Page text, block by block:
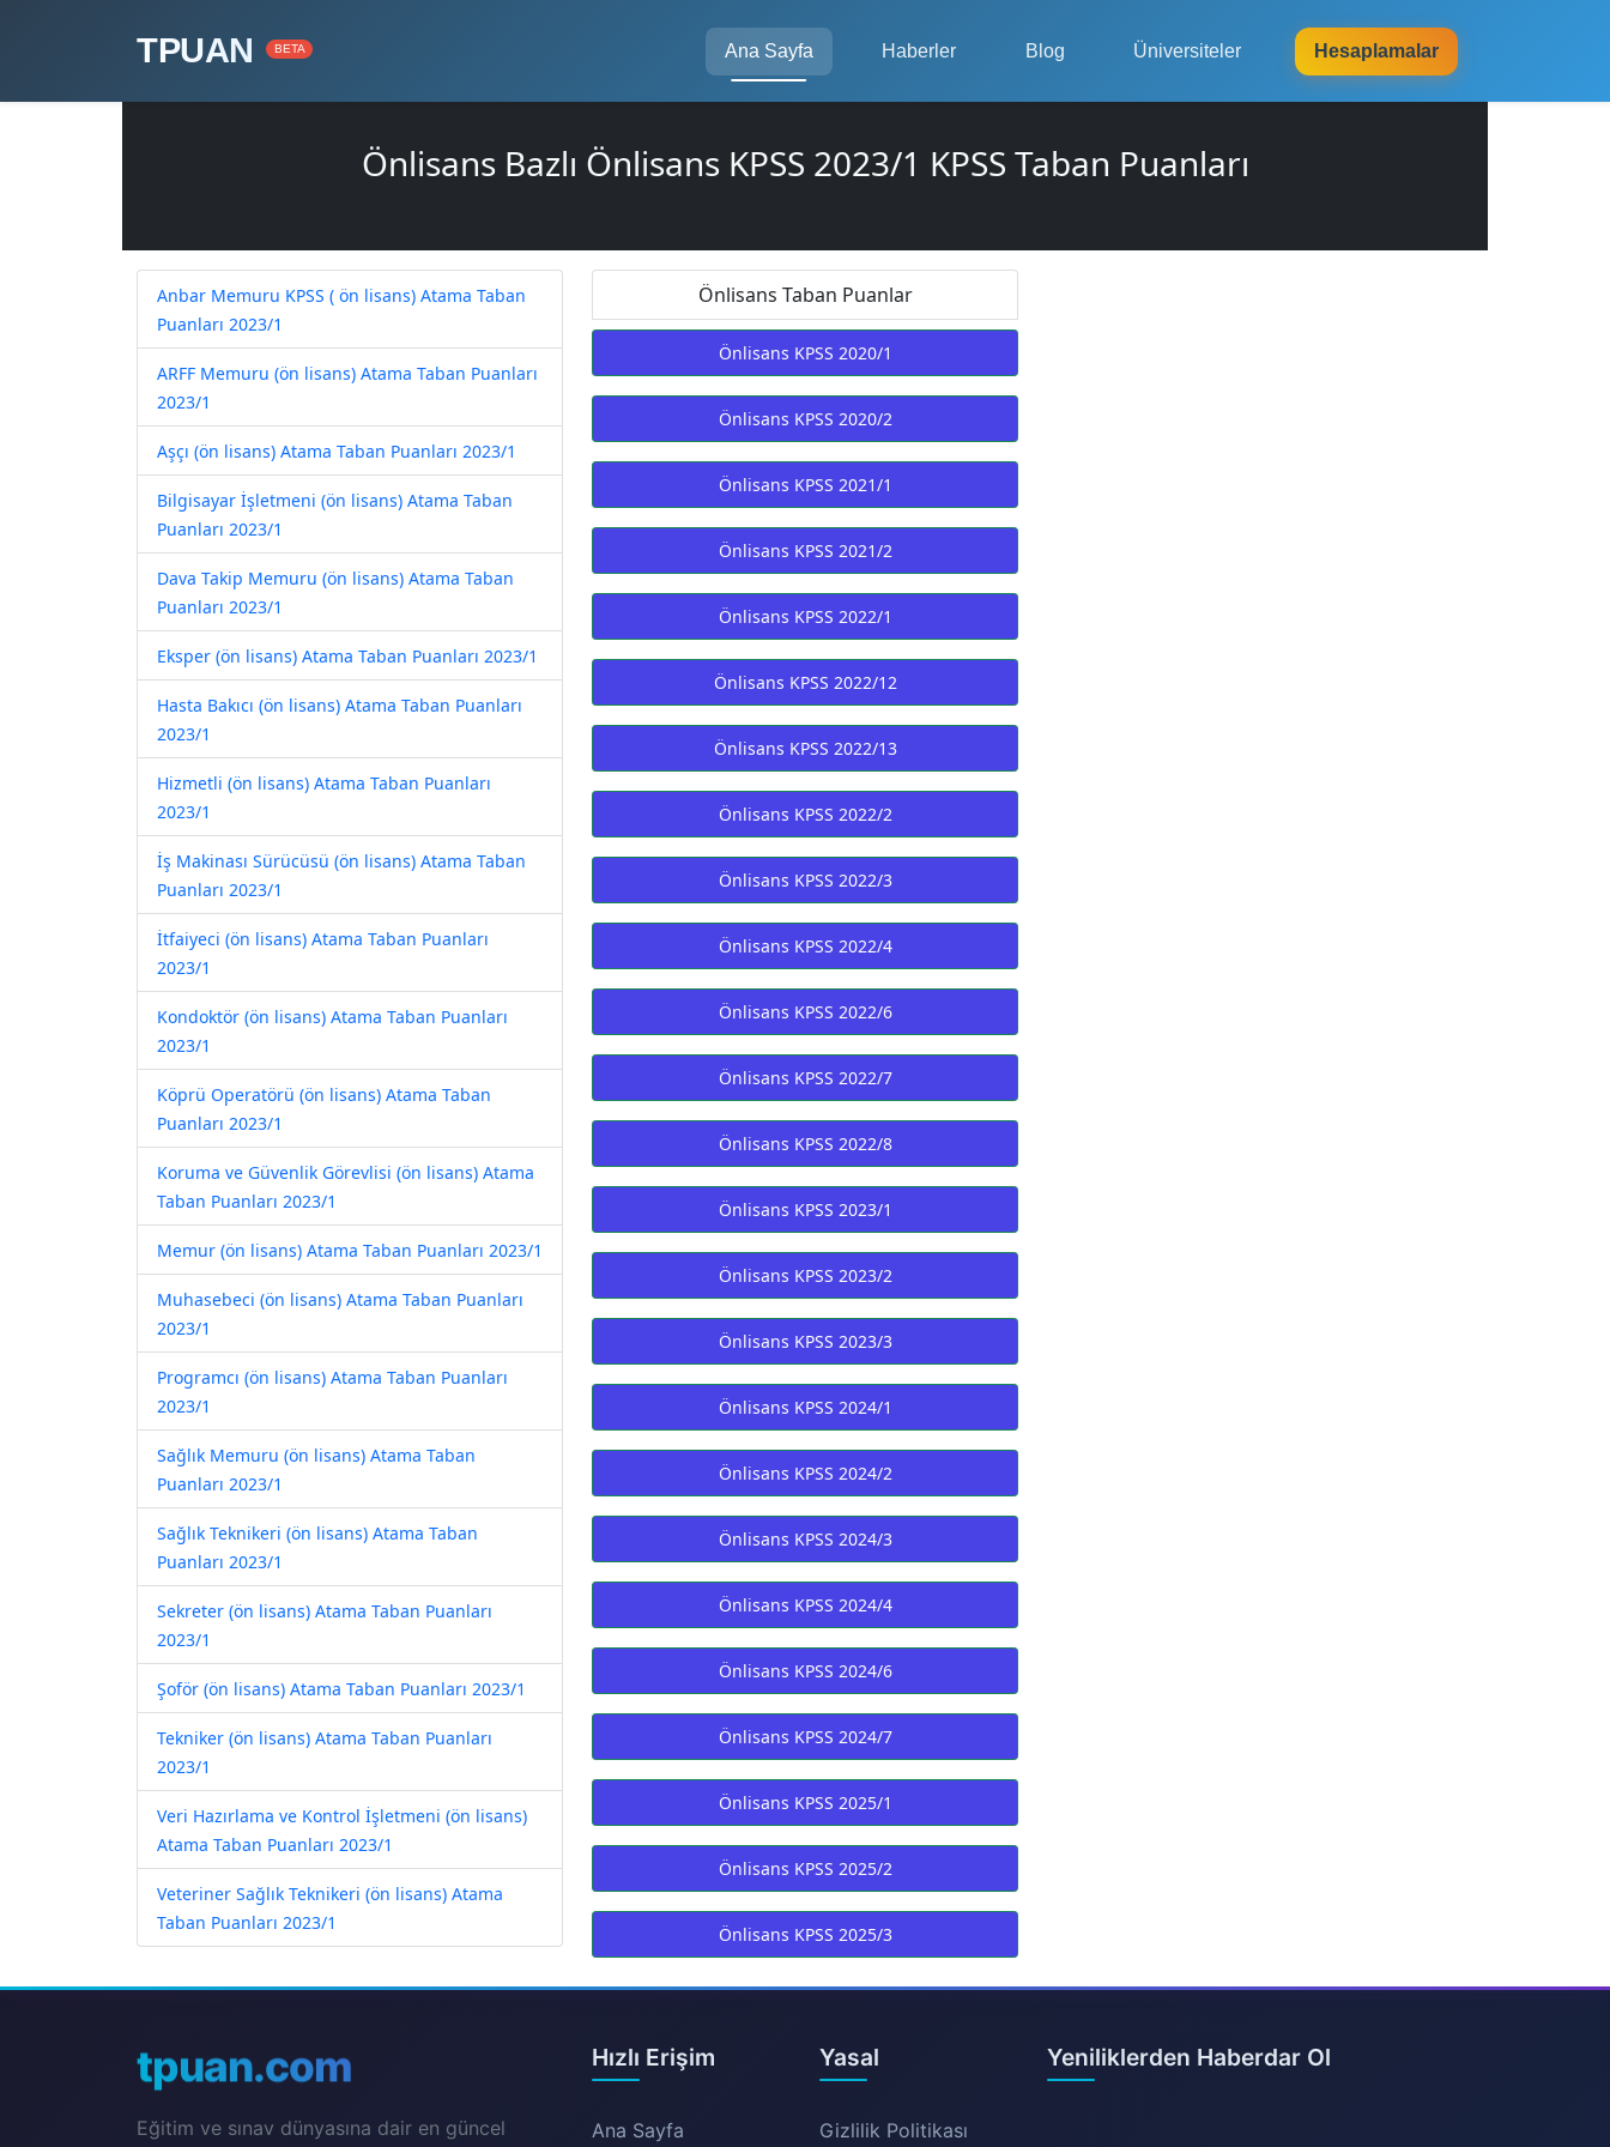
TPUAN BETA Ana Sayfa Haberler Blog Üniversiteler Hesaplamalar
Önlisans Bazlı Önlisans KPSS 2023/1 KPSS Taban Puanları
Anbar Memuru KPSS ( ön lisans) Atama Taban
Puanları 2023/1
ARFF Memuru (ön lisans) Atama Taban Puanları
2023/1
Aşçı (ön lisans) Atama Taban Puanları 2023/1
Bilgisayar İşletmeni (ön lisans) Atama Taban
Puanları 2023/1
Dava Takip Memuru (ön lisans) Atama Taban
Puanları 2023/1
Eksper (ön lisans) Atama Taban Puanları 2023/1
Hasta Bakıcı (ön lisans) Atama Taban Puanları
2023/1
Hizmetli (ön lisans) Atama Taban Puanları
2023/1
İş Makinası Sürücüsü (ön lisans) Atama Taban
Puanları 2023/1
İtfaiyeci (ön lisans) Atama Taban Puanları
2023/1
Kondoktör (ön lisans) Atama Taban Puanları
2023/1
Köprü Operatörü (ön lisans) Atama Taban
Puanları 2023/1
Koruma ve Güvenlik Görevlisi (ön lisans) Atama
Taban Puanları 2023/1
Memur (ön lisans) Atama Taban Puanları 2023/1
Muhasebeci (ön lisans) Atama Taban Puanları
2023/1
Programcı (ön lisans) Atama Taban Puanları
2023/1
Sağlık Memuru (ön lisans) Atama Taban
Puanları 2023/1
Sağlık Teknikeri (ön lisans) Atama Taban
Puanları 2023/1
Sekreter (ön lisans) Atama Taban Puanları
2023/1
Şoför (ön lisans) Atama Taban Puanları 2023/1
Tekniker (ön lisans) Atama Taban Puanları
2023/1
Veri Hazırlama ve Kontrol İşletmeni (ön lisans)
Atama Taban Puanları 2023/1
Veteriner Sağlık Teknikeri (ön lisans) Atama
Taban Puanları 2023/1
Önlisans Taban Puanlar
Önlisans KPSS 2020/1
Önlisans KPSS 2020/2
Önlisans KPSS 2021/1
Önlisans KPSS 2021/2
Önlisans KPSS 2022/1
Önlisans KPSS 2022/12
Önlisans KPSS 2022/13
Önlisans KPSS 2022/2
Önlisans KPSS 2022/3
Önlisans KPSS 2022/4
Önlisans KPSS 2022/6
Önlisans KPSS 2022/7
Önlisans KPSS 2022/8
Önlisans KPSS 2023/1
Önlisans KPSS 2023/2
Önlisans KPSS 2023/3
Önlisans KPSS 2024/1
Önlisans KPSS 2024/2
Önlisans KPSS 2024/3
Önlisans KPSS 2024/4
Önlisans KPSS 2024/6
Önlisans KPSS 2024/7
Önlisans KPSS 2025/1
Önlisans KPSS 2025/2
Önlisans KPSS 2025/3
tpuan.com
Eğitim ve sınav dünyasına dair en güncel
Hızlı Erişim
Ana Sayfa
Yasal
Gizlilik Politikası
Yeniliklerden Haberdar Ol